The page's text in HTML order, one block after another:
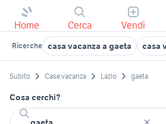
Home Cerca Vendi
Ricerche casa vacanza a gaeta casa
Subito Case vacanza Lazio gaeta
Cosa cerchi?